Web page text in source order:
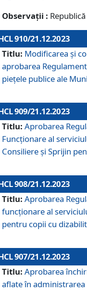
Observații :
910/21.12.2023
Titlu: Modificarea și
aprobarea
piețele publice ale
909/21.12.2023
Titlu: Aprobarea
Funcționare al
Consiliere şi Sprijin
908/21.12.2023
Titlu: Aprobarea
funcţionare al
pentru copii cu
907/21.12.2023
Titlu: Aprobarea
aflate în administrarea